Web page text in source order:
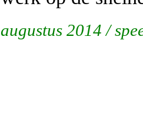
augustus 2014 /